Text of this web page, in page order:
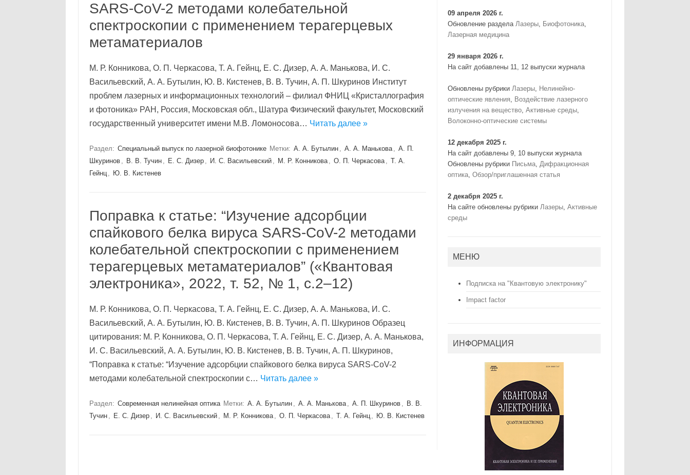
SARS-CoV-2 методами колебательной
спектроскопии с применением терагерцевых
метаматериалов
М. Р. Конникова, О. П. Черкасова, Т. А. Гейнц, Е. С. Дизер, А. А. Манькова, И. С.
Васильевский, А. А. Бутылин, Ю. В. Кистенев, В. В. Тучин, А. П. Шкуринов Институт
проблем лазерных и информационных технологий – филиал ФНИЦ «Кристаллогр­афия
и фотоника» РАН, Россия, Московская обл., Шатура Физический факультет, Московский
государственный университет имени М.В. Ломоносова… Читать далее »
Раздел: Специальный выпуск по лазерной биофотонике Метки: А. А. Бутылин , А. А. Манькова , А. П.
Шкуринов , В. В. Тучин , Е. С. Дизер , И. С. Васильевский , М. Р. Конникова , О. П. Черкасова , Т. А.
Гейнц , Ю. В. Кистенев
Поправка к статье: “Изучение адсорбции
спайкового белка вируса SARS-CoV-2 методами
колебательной спектроскопии с применением
терагерцевых метаматериалов” («Квантовая
электроника», 2022, т. 52, № 1, с.2–12)
М. Р. Конникова, О. П. Черкасова, Т. А. Гейнц, Е. С. Дизер, А. А. Манькова, И. С.
Васильевский, А. А. Бутылин, Ю. В. Кистенев, В. В. Тучин, А. П. Шкуринов Образец
цитирования: М. Р. Конникова, О. П. Черкасова, Т. А. Гейнц, Е. С. Дизер, А. А. Манькова,
И. С. Васильевский, А. А. Бутылин, Ю. В. Кистенев, В. В. Тучин, А. П. Шкуринов,
“Поправка к статье: “Изучение адсорбции спайкового белка вируса SARS-CoV-2
методами колебательной спектроскопии с… Читать далее »
Раздел: Современная нелинейная оптика Метки: А. А. Бутылин , А. А. Манькова , А. П. Шкуринов , В. В.
Тучин , Е. С. Дизер , И. С. Васильевский , М. Р. Конникова , О. П. Черкасова , Т. А. Гейнц , Ю. В. Кистенев
09 апреля 2026 г.
Обновление разделаЛазеры, Биофотоника,
Лазерная медицина
29 января 2026 г.
На сайт добавлены 11, 12 выпуски журнала
Обновлены рубрикиЛазеры, Нелинейно-
оптические явления, Воздействие лазерного
излучения на вещество,Активные среды,
Волоконно-оптические системы
12 декабря 2025 г.
На сайт добавлены 9, 10 выпуски журнала
Обновлены рубрики Письма,Дифракционная
оптика,Обзор/приглашенная статья
2 декабря 2025 г.
На сайте обновлены рубрикиЛазеры,Активные
среды
МЕНЮ
Подписка на "Квантовую электронику"
Impact factor
ИНФОРМАЦИЯ